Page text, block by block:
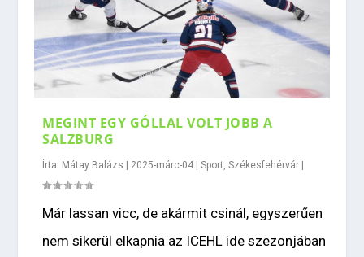
MEGINT EGY GÓLLAL VOLT JOBB A
SALZBURG
Írta: Mátay Balázs | 2025-márc-04 |Sport ,Székesfehérvár |
Már lassan vicc, de akármit csinál, egyszerűen
nem sikerül elkapnia az ICEHL ide szezonjában